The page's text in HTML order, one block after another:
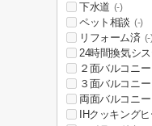
下水道 (-)
ペット相談 (-)
リフォーム済 (-
24時間換気シ
２面バルコニー
３面バルコニー
両面バルコニー
IHクッキング